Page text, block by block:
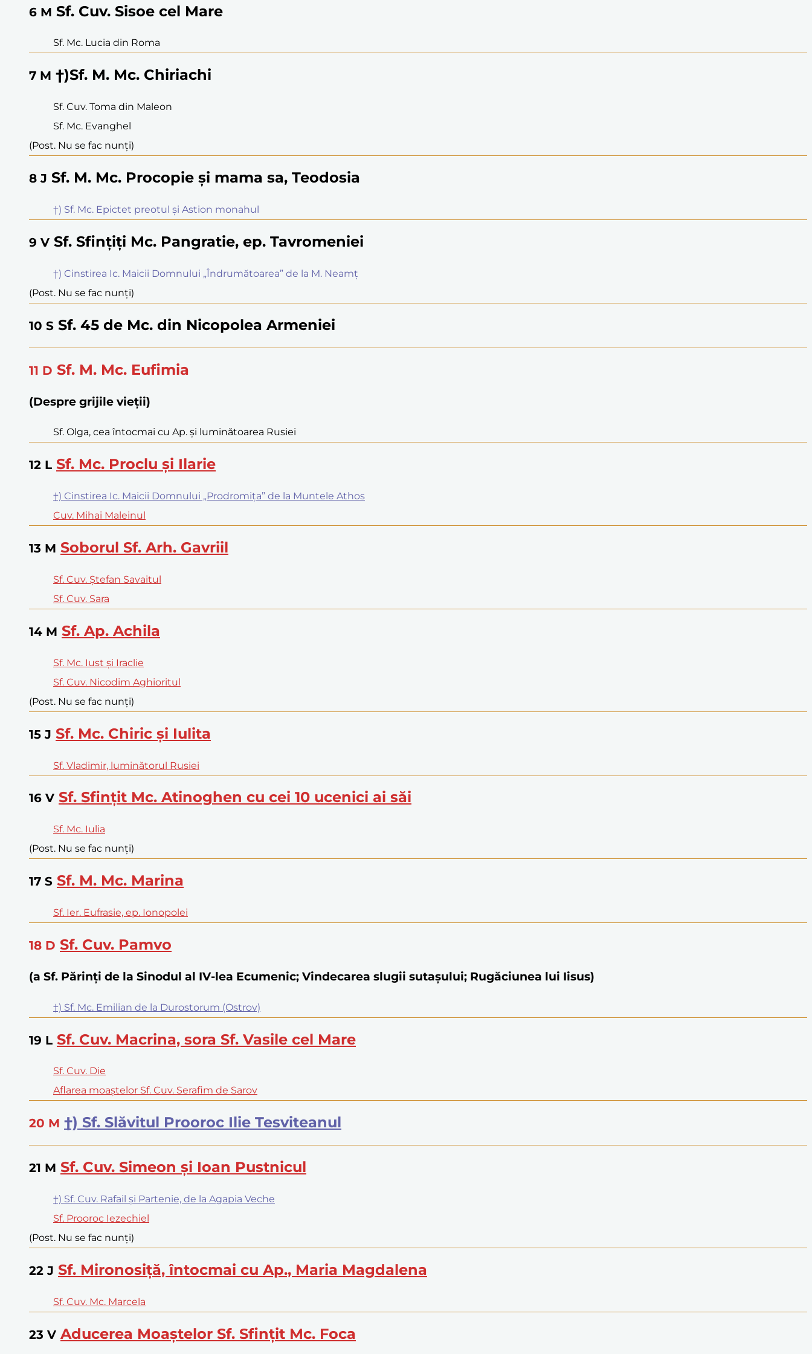
6 M Sf. Cuv. Sisoe cel Mare
Sf. Mc. Lucia din Roma
7 M †)Sf. M. Mc. Chiriachi
Sf. Cuv. Toma din Maleon
Sf. Mc. Evanghel
(Post. Nu se fac nunți)
8 J Sf. M. Mc. Procopie și mama sa, Teodosia
†) Sf. Mc. Epictet preotul și Astion monahul
9 V Sf. Sfințiți Mc. Pangratie, ep. Tavromeniei
†) Cinstirea Ic. Maicii Domnului „Îndrumătoarea” de la M. Neamț
(Post. Nu se fac nunți)
10 S Sf. 45 de Mc. din Nicopolea Armeniei
11 D Sf. M. Mc. Eufimia
(Despre grijile vieții)
Sf. Olga, cea întocmai cu Ap. și luminătoarea Rusiei
12 L Sf. Mc. Proclu și Ilarie
†) Cinstirea Ic. Maicii Domnului „Prodromița” de la Muntele Athos
Cuv. Mihai Maleinul
13 M Soborul Sf. Arh. Gavriil
Sf. Cuv. Ștefan Savaitul
Sf. Cuv. Sara
14 M Sf. Ap. Achila
Sf. Mc. Iust și Iraclie
Sf. Cuv. Nicodim Aghioritul
(Post. Nu se fac nunți)
15 J Sf. Mc. Chiric și Iulita
Sf. Vladimir, luminătorul Rusiei
16 V Sf. Sfințit Mc. Atinoghen cu cei 10 ucenici ai săi
Sf. Mc. Iulia
(Post. Nu se fac nunți)
17 S Sf. M. Mc. Marina
Sf. Ier. Eufrasie, ep. Ionopolei
18 D Sf. Cuv. Pamvo
(a Sf. Părinţi de la Sinodul al IV-lea Ecumenic; Vindecarea slugii sutașului; Rugăciunea lui Iisus)
†) Sf. Mc. Emilian de la Durostorum (Ostrov)
19 L Sf. Cuv. Macrina, sora Sf. Vasile cel Mare
Sf. Cuv. Die
Aflarea moaștelor Sf. Cuv. Serafim de Sarov
20 M †) Sf. Slăvitul Prooroc Ilie Tesviteanul
21 M Sf. Cuv. Simeon și Ioan Pustnicul
†) Sf. Cuv. Rafail și Partenie, de la Agapia Veche
Sf. Prooroc Iezechiel
(Post. Nu se fac nunți)
22 J Sf. Mironosiță, întocmai cu Ap., Maria Magdalena
Sf. Cuv. Mc. Marcela
23 V Aducerea Moaștelor Sf. Sfințit Mc. Foca